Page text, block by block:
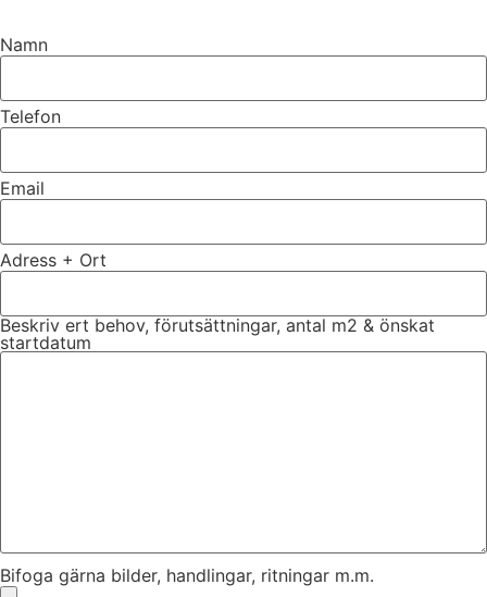
Namn
Telefon
Email
Adress + Ort
Beskriv ert behov, förutsättningar, antal m2 & önskat
startdatum
Bifoga gärna bilder, handlingar, ritningar m.m.